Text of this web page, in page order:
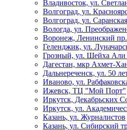
Владивосток, ул.
Волгоград, ул.
Волгоград, ул. Саранская
Вологда, ул.
Воронеж, Ленинский пр.
Геленджик, ул.
Грозный, ул. Шейха Али
Дагестан, мкр Ахмет-
Дальнереченск, ул. 50
Иваново, ул.
Ижевск, ТЦ "Мой Порт"
Иркутск, Декабрьских
Иркутск, ул.
Казань, ул. Журналистов
Казань, ул. Сибирский